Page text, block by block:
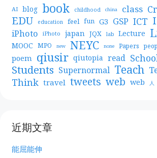
AI blog book childhood china class
EDU education feel fun G3 GSP ICT
iPhoto iPhoto japan JQX lab Lecture
MOOC MPO new NEYC none Papers
poem qiusir qiutopia read
Students Supernormal Teach
Think travel tweets web web 人
近期文章
能屈能伸